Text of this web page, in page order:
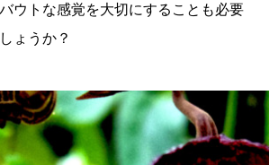
ウトな感覚を大切にすることも必要
ょうか？